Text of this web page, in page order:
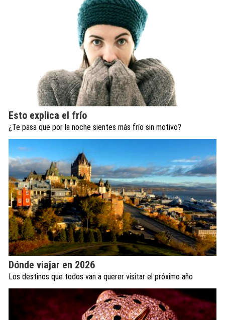
Esto explica el frío
¿Te pasa que por la noche sientes más frío sin motivo?
Dónde viajar en 2026
Los destinos que todos van a querer visitar el próximo año